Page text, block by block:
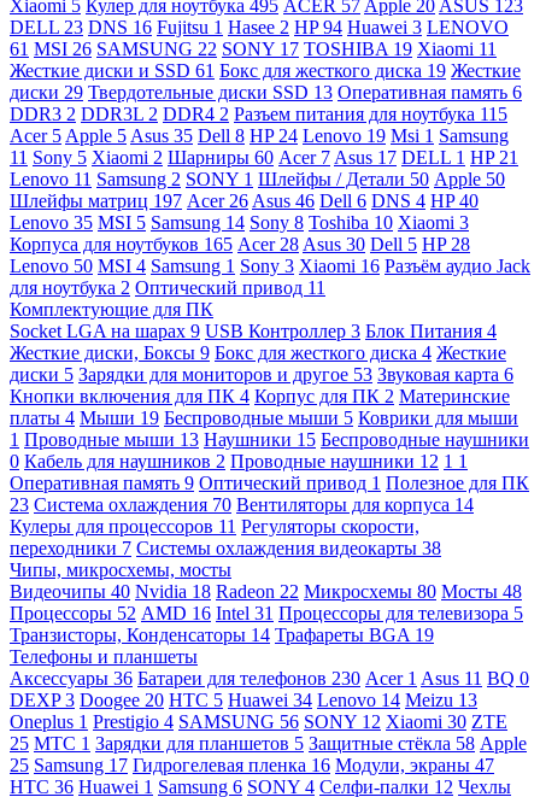
Xiaomi 5 Кулер для ноутбука 495 ACER 57 Apple 20 ASUS 123
DELL 23 DNS 16 Fujitsu 1 Hasee 2 HP94 Huawei 3 LENOVO
61 MSI 26 SAMSUNG 22 SONY 17 TOSHIBA 19 Xiaomi 11
Жесткие диски и SSD 61 Бокс для жесткого диска 19 Жесткие
диски 29 Твердотельные диски SSD 13 Оперативная память 6
DDR3 2 DDR3L 2 DDR4 2 Разъем питания для ноутбука 115
Acer 5 Apple 5 Asus 35 Dell 8 HP 24 Lenovo 19 Msi 1 Samsung
11 Sony 5 Xiaomi 2 Шарниры 60 Acer 7 Asus 17 DELL 1 HP 21
Lenovo 11 Samsung 2 SONY 1 Шлейфы / Детали 50 Apple 50
Шлейфы матриц 197 Acer 26 Asus 46 Dell 6 DNS 4 HP40
Lenovo 35 MSI 5 Samsung 14 Sony 8 Toshiba 10 Xiaomi 3
Корпуса для ноутбуков 165 Acer 28 Asus 30 Dell 5 HP 28
Lenovo 50 MSI 4 Samsung 1 Sony 3 Xiaomi 16 Разъём аудио Jack
для ноутбука 2 Оптический привод 11
Комплектующие для ПК
Socket LGA на шарах 9 USB Контроллер 3 Блок Питания 4
Жесткие диски, Боксы 9 Бокс для жесткого диска 4 Жесткие
диски 5 Зарядки для мониторов и другое 53 Звуковая карта 6
Кнопки включения для ПК 4 Корпус для ПК 2 Материнские
платы 4 Мыши 19 Беспроводные мыши 5 Коврики для мыши
1 Проводные мыши 13 Наушники 15 Беспроводные наушники
0 Кабель для наушников 2 Проводные наушники 12 1 1
Оперативная память 9 Оптический привод 1 Полезное для ПК
23 Система охлаждения 70 Вентиляторы для корпуса 14
Кулеры для процессоров 11 Регуляторы скорости,
переходники 7 Системы охлаждения видеокарты 38
Чипы, микросхемы, мосты
Видеочипы 40 Nvidia 18 Radeon 22 Микросхемы 80 Мосты 48
Процессоры 52 AMD 16 Intel 31 Процессоры для телевизора 5
Транзисторы, Конденсаторы 14 Трафареты BGA 19
Телефоны и планшеты
Аксессуары 36 Батареи для телефонов 230 Acer 1 Asus 11 BQ 0
DEXP3 Doogee 20 HTC 5 Huawei 34 Lenovo 14 Meizu 13
Oneplus 1 Prestigio 4 SAMSUNG 56 SONY 12 Xiaomi 30 ZTE
25 МТС 1 Зарядки для планшетов 5 Защитные стёкла 58 Apple
25 Samsung 17 Гидрогелевая пленка 16 Модули, экраны 47
HTC 36 Huawei 1 Samsung 6 SONY 4 Селфи-палки 12 Чехлы